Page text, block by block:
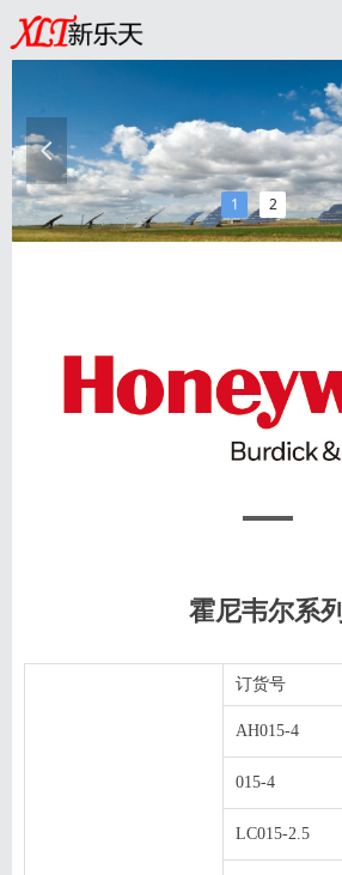
霍尼韦尔系列
订货号
AH015-4
015-4
LC015-2.5
1 2
넳